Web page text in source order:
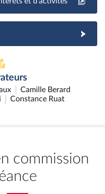
Camille Berard
Constance Ruat
commission